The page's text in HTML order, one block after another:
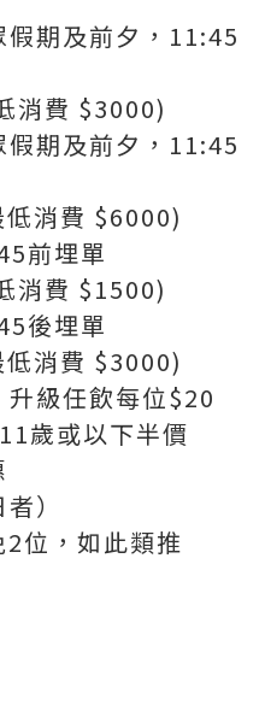
期及前夕，11:45
消費 $3000)
期及前夕，11:45
消費 $6000)
前埋單
消費 $1500)
後埋單
消費 $3000)
級任飲每位$20
歲或以下半價
）
位，如此類推